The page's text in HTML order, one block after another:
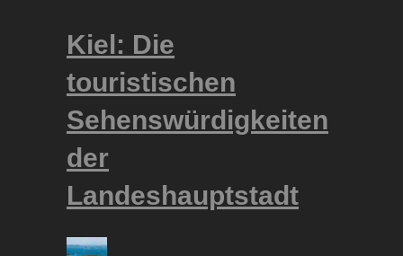
Kiel: Die
touristischen
Sehenswürdigkeiten
der
Landeshauptstadt